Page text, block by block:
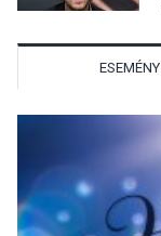
ESEMÉNY